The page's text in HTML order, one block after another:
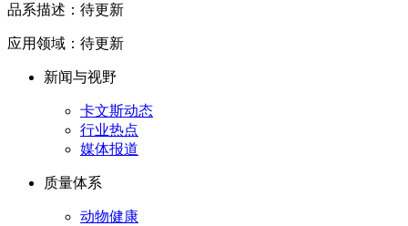
品系描述：待更新
应用领域：待更新
新闻与视野
卡文斯动态
行业热点
媒体报道
质量体系
动物健康